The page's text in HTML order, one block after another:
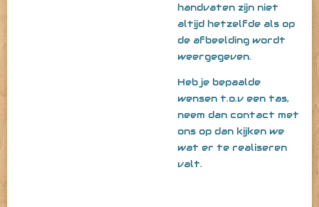
handvaten zijn niet
altijd hetzelfde als op
de afbeelding wordt
weergegeven.
Heb je bepaalde
wensen t.o.v een tas,
neem dan contact met
ons op dan kijken we
wat er te realiseren
valt.